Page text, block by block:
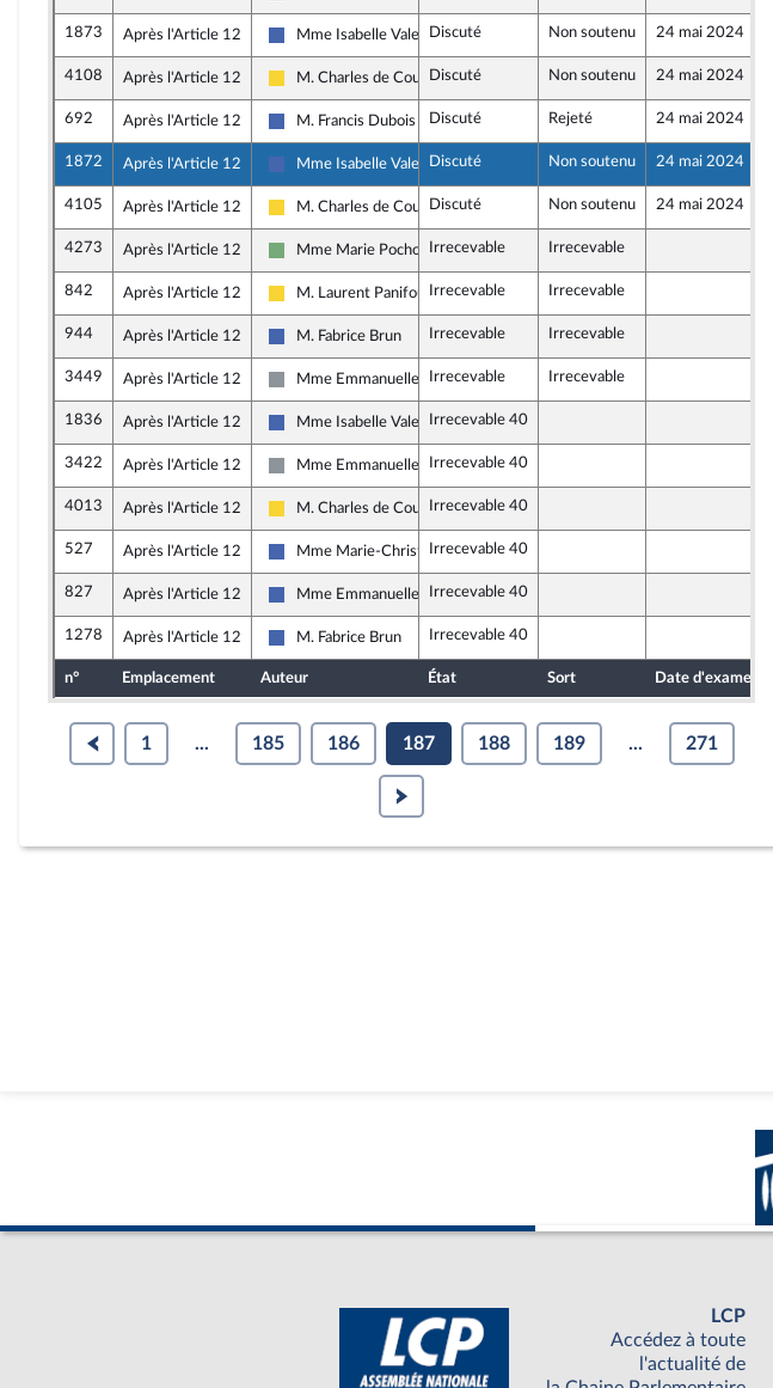
1873 Après l'Article 12
Les Républicains
Mme Isabelle ValentinDiscuté Non soutenu 24 mai 2024
4108 Après l'Article 12
Libertés, Indépendants, Outre-mer et Territoires
M. Charles de CoursonDiscuté Non soutenu 24 mai 2024
692 Après l'Article 12
Les Républicains
M. Francis Dubois Discuté Rejeté 24 mai 2024
1872 Après l'Article 12
Les Républicains
Mme Isabelle ValentinDiscuté Non soutenu 24 mai 2024
4105 Après l'Article 12
Libertés, Indépendants, Outre-mer et Territoires
M. Charles de CoursonDiscuté Non soutenu 24 mai 2024
4273 Après l'Article 12
Écologiste - NUPES
Mme Marie Pochon Irrecevable Irrecevable
842 Après l'Article 12
Libertés, Indépendants, Outre-mer et Territoires
M. Laurent PanifousIrrecevable Irrecevable
944 Après l'Article 12
Les Républicains
M. Fabrice Brun Irrecevable Irrecevable
3449 Après l'Article 12
Non inscrit
Mme Emmanuelle Ménard
Irrecevable Irrecevable
1836 Après l'Article 12
Les Républicains
Mme Isabelle ValentinIrrecevable 40
3422 Après l'Article 12
Non inscrit
Mme Emmanuelle MénardIrrecevable 40
4013 Après l'Article 12
Libertés, Indépendants, Outre-mer et Territoires
M. Charles de CoursonIrrecevable 40
527 Après l'Article 12
Les Républicains
Mme Marie-Christine Dalloz
Irrecevable 40
827 Après l'Article 12
Les Républicains
Mme Emmanuelle Anthoine
Irrecevable 40
1278 Après l'Article 12
Les Républicains
M. Fabrice Brun Irrecevable 40
n° Emplacement Auteur État Sort Date d'examen
1 ... 185 186 187 188 189 ... 271
LCP
Accédez à toute
l'actualité de